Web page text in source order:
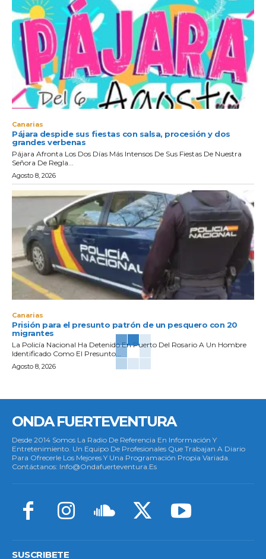
Canarias
Pájara despide sus fiestas con salsa, procesión y dos
grandes verbenas
Pájara Afronta Los Dos Días Más Intensos De Sus Fiestas De Nuestra
Señora De Regla...
Agosto 8, 2026
Canarias
Prisión para el presunto patrón de un pesquero con 20
migrantes
La Policía Nacional Ha Detenido En Puerto Del Rosario A Un Hombre
Identificado Como El Presunto...
Agosto 8, 2026
ONDA FUERTEVENTURA
Desde 2014 Somos La Radio De Referencia En Información Y
Entretenimiento. Un Equipo De Profesionales Que Trabajan A Diario
Para Ofrecerle Los Mejores Y Una Programación Propia Variada.
Contáctanos: Info@ondafuerteventura.es
SUSCRIBETE